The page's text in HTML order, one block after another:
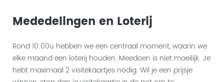
Mededelingen en Loterij
Rond 10:00u hebben we een centraal moment, waarin we
elke maand een loterij houden. Meedoen is niet moeilijk. Je
hebt maximaal 2 visitekaartjes nodig. Wil je een prijsje